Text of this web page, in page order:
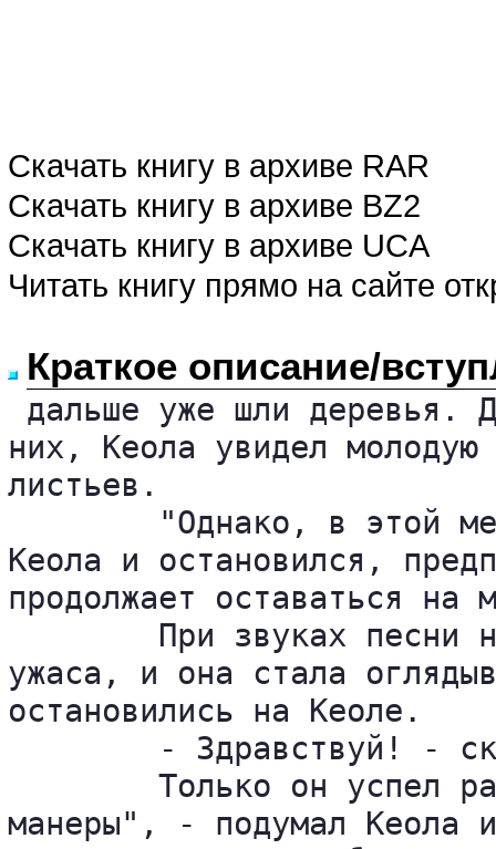
Скачать книгу в архиве RAR
Скачать книгу в архиве BZ2
Скачать книгу в архиве UCA
Читать книгу прямо на сайте
Краткое описание/
дальше уже шли деревья.
них, Кеола увидел
листьев.
Кеола и остановился,
продолжает оставаться
ужаса, и она стала
остановились на Кеоле.
манеры", - подумал Кеола